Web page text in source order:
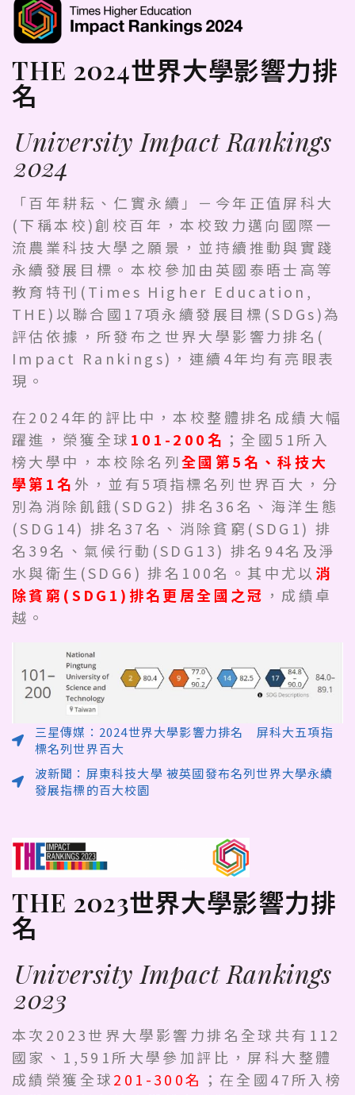
THE 2024世界大學影響力排
名
University Impact Rankings
2024
「百年耕耘、仁實永續」－今年正值屏科大
(下稱本校)創校百年，本校致力邁向國際一
流農業科技大學之願景，並持續推動與實踐
永續發展目標。本校參加由英國泰晤士高等
教育特刊(Times Higher Education,
THE)以聯合國17項永續發展目標(SDGs)為
評估依據，所發布之世界大學影響力排名(
Impact Rankings)，連續4年均有亮眼表
現。
在2024年的評比中，本校整體排名成績大幅
躍進，榮獲全球 101-200名 ；全國51所入
榜大學中，本校除名列全國第5名、科技大
學第1名 外，並有5項指標名列世界百大，分
別為消除飢餓(SDG2) 排名36名、海洋生態
(SDG14) 排名37名、消除貧窮(SDG1) 排
名39名、氣候行動(SDG13) 排名94名及淨
水與衛生(SDG6) 排名100名。其中尤以 消
除貧窮 (SDG1)排名更居全國之冠 ，成績卓
越。
三星傳媒：2024世界大學影響力排名 屏科大五項指
標名列世界百大
波新聞：屏東科技大學 被英國發布名列世界大學永續
發展指標的百大校園
THE 2023世界大學影響力排
名
University Impact Rankings
2023
本次2023世界大學影響力排名全球共有112
國家、1,591所大學參加評比，屏科大整體
成績榮獲全球201-300名 ；在全國47所入榜